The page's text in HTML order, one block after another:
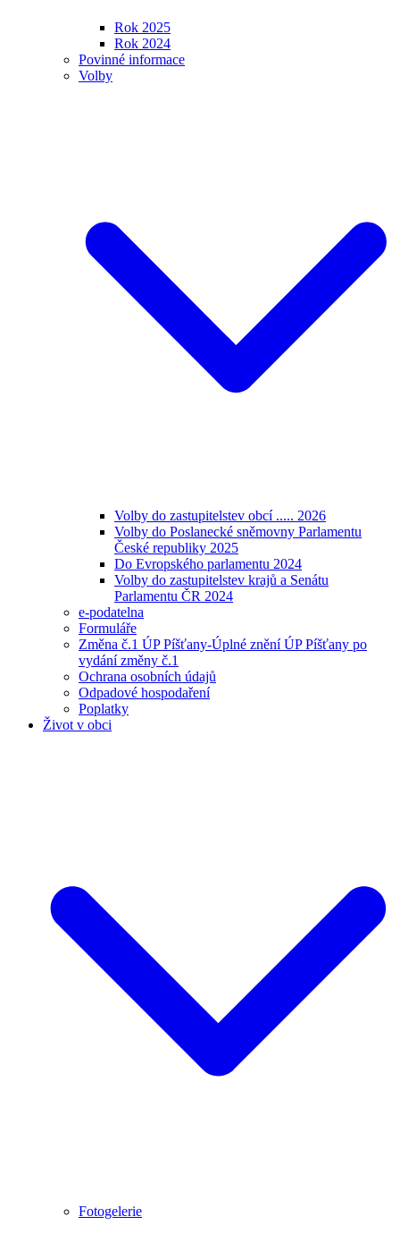
Rok 2025
Rok 2024
Povinné informace
Volby
Volby do zastupitelstev obcí ..... 2026
Volby do Poslanecké sněmovny Parlamentu
České republiky 2025
Do Evropského parlamentu 2024
Volby do zastupitelstev krajů a Senátu
Parlamentu ČR 2024
e-podatelna
Formuláře
Změna č.1 ÚP Píšťany-Úplné znění ÚP Píšťany po
vydání změny č.1
Ochrana osobních údajů
Odpadové hospodaření
Poplatky
Život v obci
Fotogelerie